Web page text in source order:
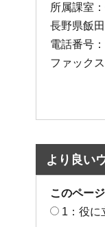
所属課室
長野県飯
電話番号
ファック
より良い
このペー
1：役に